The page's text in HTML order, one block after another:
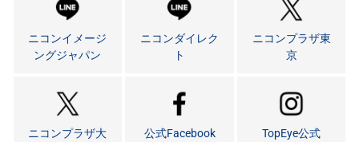
ニコンイメージ
ングジャパン
ニコンダイレク
ト
ニコンプラザ東
京
ニコンプラザ大
公式Facebook TopEye公式